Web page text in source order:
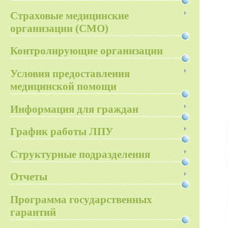
Страховые медицинские
организации (СМО)
Контролирующие организации
Условия предоставления
медицинской помощи
Информация для граждан
График работы ЛПУ
Структурные подразделения
Отчеты
Программа государственных
гарантий